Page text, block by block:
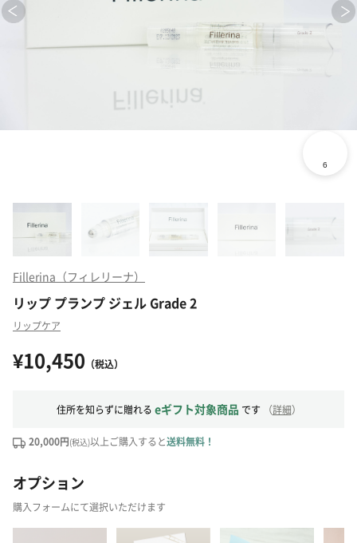
Fillerina（フィレリーナ）
リップ プランプ ジェル Grade 2
リップケア
¥10,450 （税込）
住所を知らずに贈れる eギフト対象商品 です （詳細）
20,000円(税込)以上ご購入すると送料無料！
オプション
購入フォームにて選択いただけます